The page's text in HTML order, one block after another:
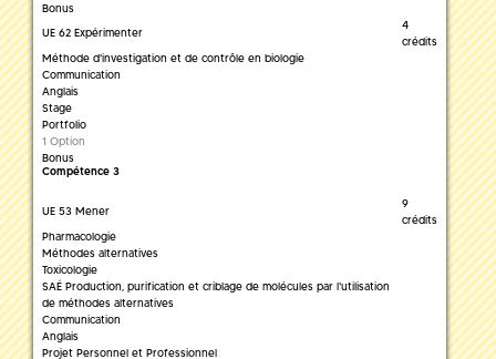
Bonus
UE 62 Expérimenter
4
crédits
Méthode d'investigation et de contrôle en biologie
Communication
Anglais
Stage
Portfolio
1 Option
Bonus
Compétence 3
UE 53 Mener
9
crédits
Pharmacologie
Méthodes alternatives
Toxicologie
SAÉ Production, purification et criblage de molécules par l'utilisation
de méthodes alternatives
Communication
Anglais
Projet Personnel et Professionnel